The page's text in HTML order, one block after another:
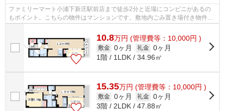
ファミリーマート小浦下新庄駅前店まで徒歩2分と近場にコンビニがあるの
もポイント。こちらの物件はマンションです。敷地内ごみ置き場付き物件で
す。ご利用可能な駅が2つあり、行き先...
10.8万円 (管理費等：10,000円 )
敷金 0ヶ月 礼金 0ヶ月
1階 / 1LDK / 34.96㎡
15.35万円 (管理費等：10,000円 )
敷金 0ヶ月 礼金 0ヶ月
3階 / 2LDK / 47.88㎡